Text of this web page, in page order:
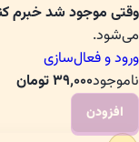
وقتی موجود شد خبرم
می‌شود.
ورود و فعال‌سازی
ناموجود۳۹٬۰۰۰تومان
افزودن